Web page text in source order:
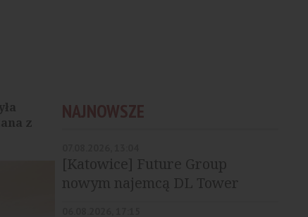
z
NAJNOWSZE
[Katowice] Future Group
nowym najemcą DL Tower